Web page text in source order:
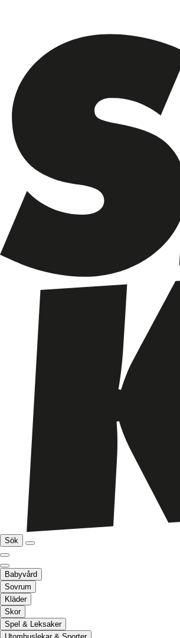
Sök
Babyvård
Sovrum
Kläder
Skor
Spel & Leksaker